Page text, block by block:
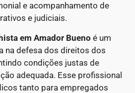
e acompanhamento de
e judiciais.
em Amador Bueno é um
na defesa dos direitos dos
condições justas de
adequada. Esse profissional
tanto para empregados